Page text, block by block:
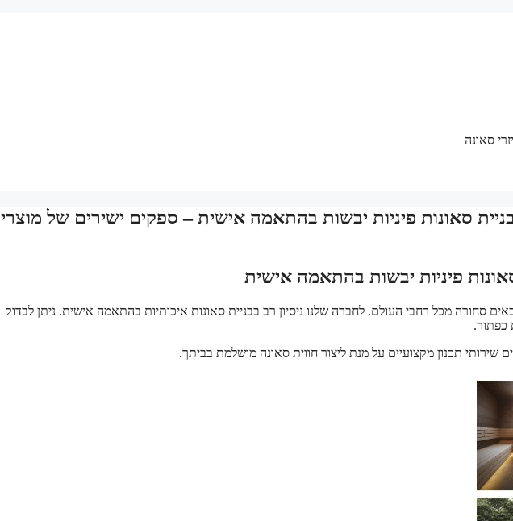
סאונות פיניות יבשות בהתאמה אישית – ספקים ישירים של מוצרי
פיניות יבשות בהתאמה אישית
סחורה מכל רחבי העולם. לחברה שלנו ניסיון רב בבניית סאונות איכותיות בהתאמה אישית. ניתן לבדוק
כפתור.
שירותי תכנון מקצועיים על מנת ליצור חווית סאונה מושלמת בביתך.